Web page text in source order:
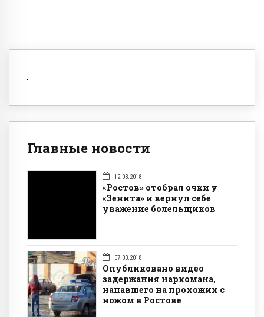
Главные новости
12.03.2018
«Ростов» отобрал очки у
«Зенита» и вернул себе
уважение болельщиков
07.03.2018
Опубликовано видео
задержания наркомана,
напавшего на прохожих с
ножом в Ростове